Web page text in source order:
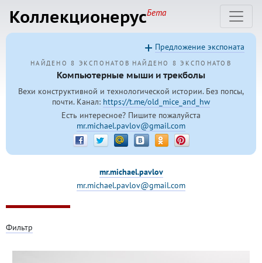
КоллекционерусБета
НАЙДЕНО 8 ЭКСПОНАТОВ НАЙДЕНО 8 ЭКСПОНАТОВ
Компьютерные мыши и трекболы
Вехи конструктивной и технологической истории. Без попсы,
почти. Канал: https://t.me/old_mice_and_hw
Есть интересное? Пишите пожалуйста
mr.michael.pavlov@gmail.com
Предложение экспоната
mr.michael.pavlov
mr.michael.pavlov@gmail.com
Фильтр